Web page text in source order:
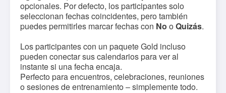
opcionales. Por defecto, los participantes solo
seleccionan fechas coincidentes, pero también
puedes permitirles marcar fechas con No o Quizás.
Los participantes con un paquete Gold incluso
pueden conectar sus calendarios para ver al
instante si una fecha encaja.
Perfecto para encuentros, celebraciones, reuniones
o sesiones de entrenamiento – simplemente todo.